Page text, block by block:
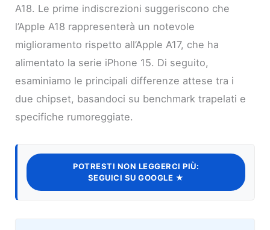
A18. Le prime indiscrezioni suggeriscono che
l’Apple A18 rappresenterà un notevole
miglioramento rispetto all’Apple A17, che ha
alimentato la serie iPhone 15. Di seguito,
esaminiamo le principali differenze attese tra i
due chipset, basandoci su benchmark trapelati e
specifiche rumoreggiate.
POTRESTI NON LEGGERCI PIÙ:
SEGUICI SU GOOGLE ★